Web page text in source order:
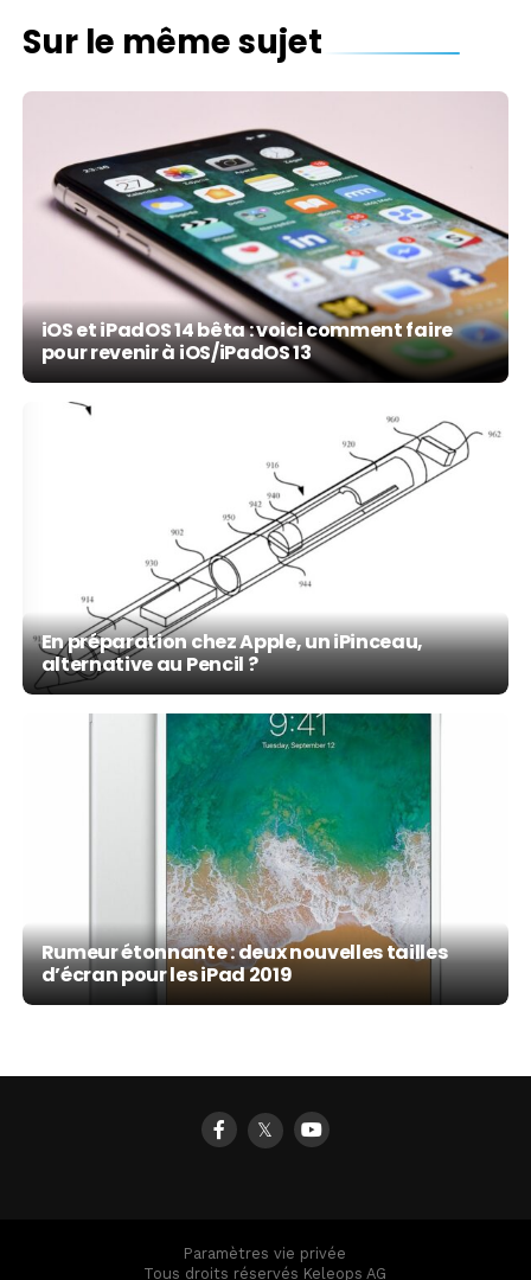
Sur le même sujet
iOS et iPadOS 14 bêta : voici comment faire
pour revenir à iOS/iPadOS 13
En préparation chez Apple, un iPinceau,
alternative au Pencil ?
Rumeur étonnante : deux nouvelles tailles
d’écran pour les iPad 2019
𝕏
Paramètres vie privée
Tous droits réservés Keleops AG